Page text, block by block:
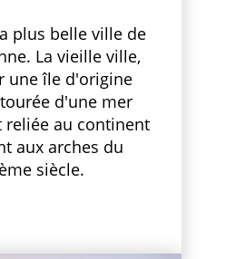
plus belle ville de
La vieille ville,
une île d'origine
d'une mer
reliée au continent
aux arches du
siècle.